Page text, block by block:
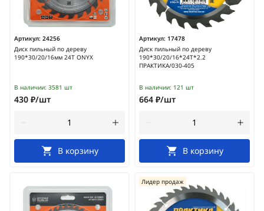
Артикул: 24256
Диск пильный по дереву
190*30/20/16мм 24Т ONYX
В наличии: 3581 шт
430 ₽/шт
В корзину
Артикул: 17478
Диск пильный по дереву
190*30/20/16*24Т*2.2
ПРАКТИКА/030-405
В наличии: 121 шт
664 ₽/шт
В корзину
Лидер продаж